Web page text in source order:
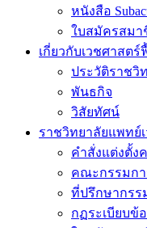
หนังสือ
ใบสมัครสม
เกี่ยวกับเวชศาสตร์
ประวัติราชวิ
พันธกิจ
วิสัยทัศน์
ราชวิทยาลัยแพทย์
คำสั่งแต่งตั้ง
คณะกรรมกา
ที่ปรึกษากรร
กฏระเบียบข้